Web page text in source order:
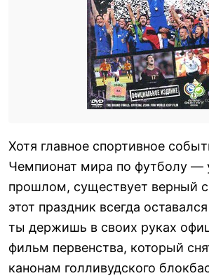
Хотя главное спортивное
Чемпионат мира по футболу —
прошлом, существует верный
этот праздник всегда
ты держишь в своих руках
фильм первенства, который
канонам голливудского